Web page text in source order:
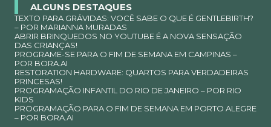
ALGUNS DESTAQUES
TEXTO PARA GRÁVIDAS: VOCÊ SABE O QUE É GENTLEBIRTH?
– POR MARIANNA MURADAS
ABRIR BRINQUEDOS NO YOUTUBE É A NOVA SENSAÇÃO
DAS CRIANÇAS!
PROGRAME-SE PARA O FIM DE SEMANA EM CAMPINAS –
POR BORA.AI
RESTORATION HARDWARE: QUARTOS PARA VERDADEIRAS
PRINCESAS!
PROGRAMAÇÃO INFANTIL DO RIO DE JANEIRO – POR RIO
KIDS
PROGRAMAÇÃO PARA O FIM DE SEMANA EM PORTO ALEGRE
– POR BORA.AI